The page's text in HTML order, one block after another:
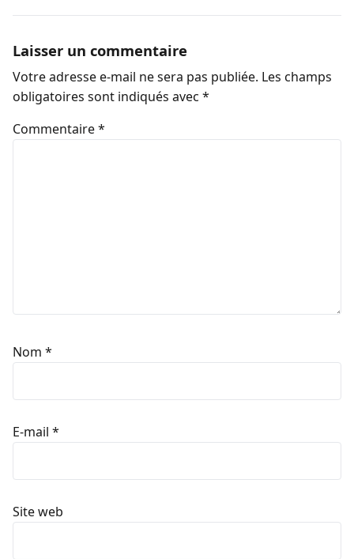
Laisser un commentaire
Votre adresse e-mail ne sera pas publiée. Les champs
obligatoires sont indiqués avec *
Commentaire*
Nom *
E-mail *
Site web